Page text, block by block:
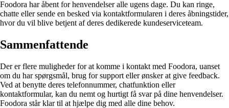
Foodora har åbent for henvendelser alle ugens dage. Du kan ringe,
chatte eller sende en besked via kontaktformularen i deres åbningstider,
hvor du vil blive betjent af deres dedikerede kundeserviceteam.
Sammenfattende
Der er flere muligheder for at komme i kontakt med Foodora, uanset
om du har spørgsmål, brug for support eller ønsker at give feedback.
Ved at benytte deres telefonnummer, chatfunktion eller
kontaktformular, kan du nemt og hurtigt få svar på dine henvendelser.
Foodora står klar til at hjælpe dig med alle dine behov.